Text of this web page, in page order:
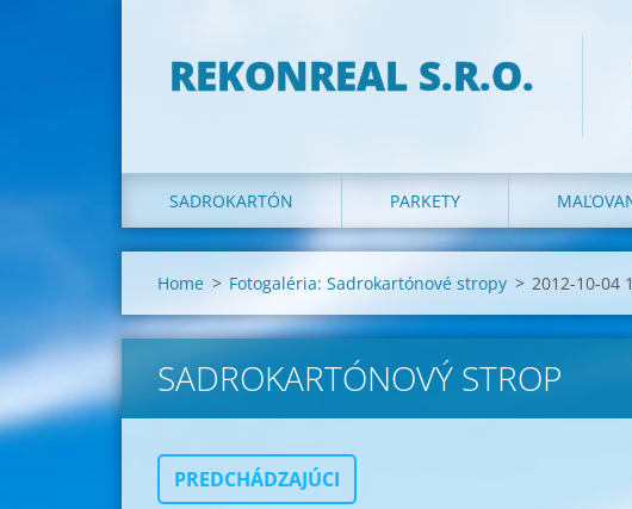
REKONREAL S.R.O.
SADROKARTÓN PARKETY
Home > Fotogaléria: Sadrokartónové stropy > 2012-10-04
SADROKARTÓNOVÝ STROP
PREDCHÁDZAJÚCI